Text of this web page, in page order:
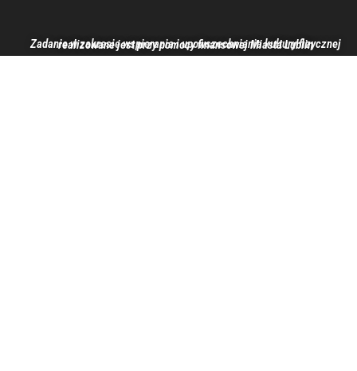
Zadanie w zakresie wspierania i upowszechniania kultury fizycznej realizowane jest przy pomocy finansowej Miasta Lublin